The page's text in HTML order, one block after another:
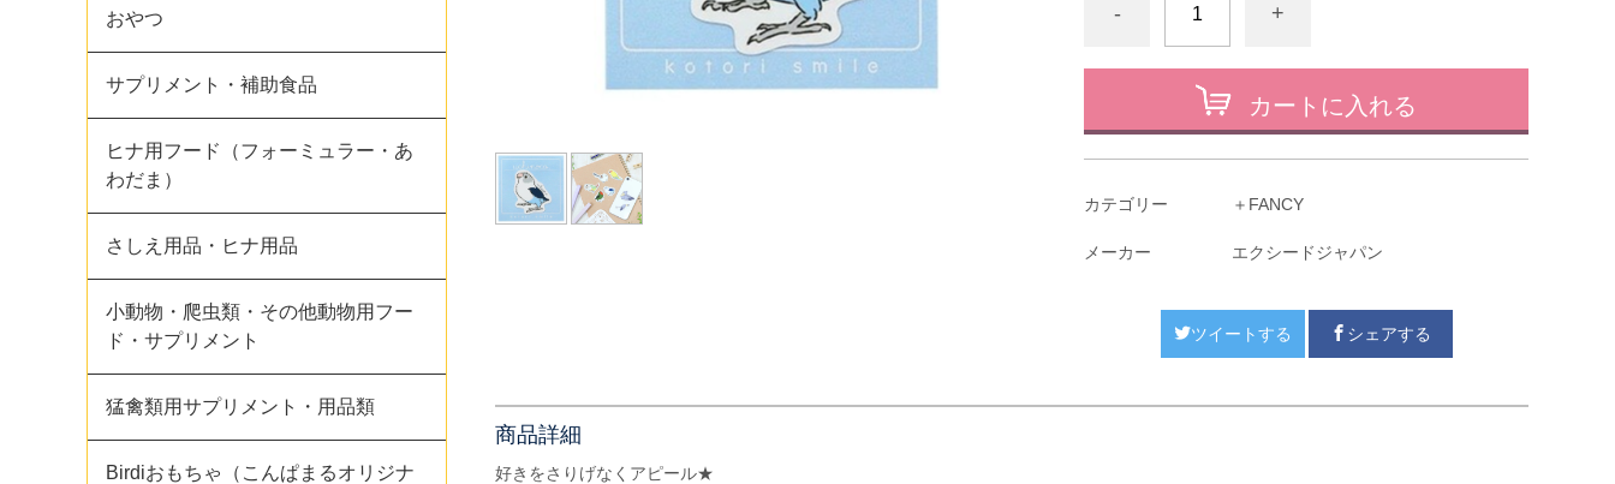
- +
カートに入れる
カテゴリー ＋FANCY
メーカー エクシードジャパン
ツイートする シェアする
商品詳細
好きをさりげなくアピール★
おやつ
サプリメント・補助食品
ヒナ用フード（フォーミュラー・あ
わだま）
さしえ用品・ヒナ用品
小動物・爬虫類・その他動物用フー
ド・サプリメント
猛禽類用サプリメント・用品類
Birdiおもちゃ（こんぱまるオリジナ